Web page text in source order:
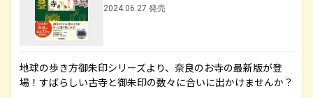
2024.06.27 発売
地球の歩き方御朱印シリーズより、奈良のお寺の最新版が登
場！すばらしい古寺と御朱印の数々に合いに出かけませんか？